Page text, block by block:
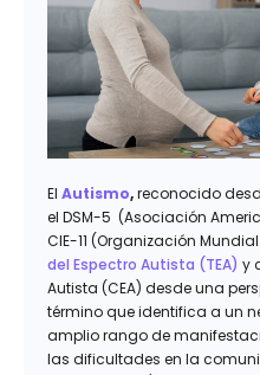
El Autismo,reconocido
el DSM-5 (Asociación
CIE-11 (Organización
del Espectro Autista (TEA) y
Autista (CEA) desde una
término que identifica a un
amplio rango de
las dificultades en la